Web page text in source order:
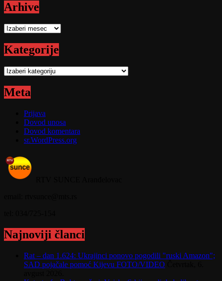
Arhive
Arhive
Kategorije
Kategorije
Meta
Prijava
Dovod unosa
Dovod komentara
sr.WordPress.org
Najnoviji članci
Rat – dan 1.624: Ukrajinci ponovo pogodili "ruski Amazon";
SAD pojačale pomoć Kijevu FOTO/VIDEO